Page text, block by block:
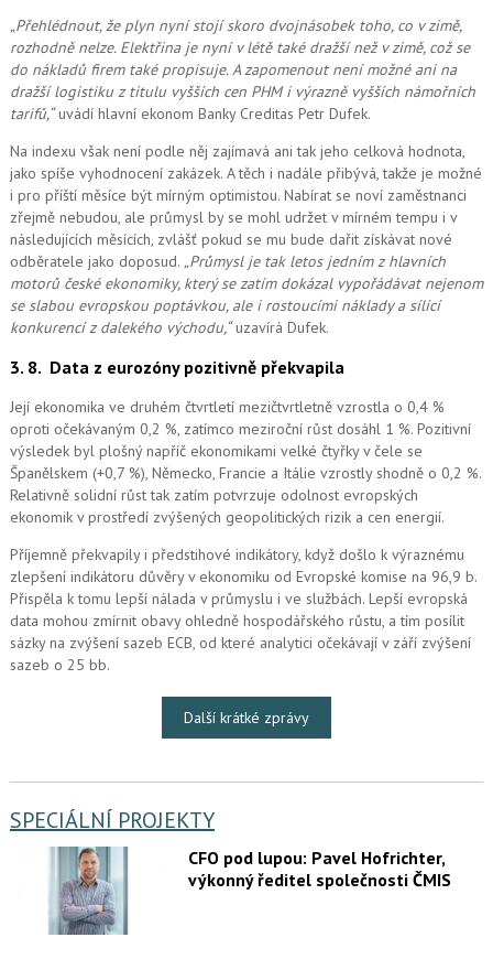
„Přehlédnout, že plyn nyní stojí skoro dvojnásobek toho, co v zimě,
rozhodně nelze. Elektřina je nyní v létě také dražší než v zimě, což se
do nákladů firem také propisuje. A zapomenout není možnéani na
dražší logistiku z titulu vyšších cen PHM i výrazně vyšších námořních
tarifů,“uvádí hlavní ekonom Banky Creditas Petr Dufek.
Na indexu však není podle něj zajímavá ani tak jeho celková hodnota,
jako spíše vyhodnocení zakázek. A těch i nadále přibývá, takže je možné
i pro příští měsíce být mírným optimistou. Nabírat se noví zaměstnanci
zřejmě nebudou, ale průmysl by se mohl udržet v mírném tempu i v
následujících měsících, zvlášť pokud se mu bude dařit získávat nové
odběratele jako doposud. „Průmysl je tak letos jedním z hlavních
motorů české ekonomiky, který se zatím dokázal vypořádávat nejenom
se slabou evropskou poptávkou, ale i rostoucími náklady a sílící
konkurencí z dalekého východu,“uzavírá Dufek.
3. 8. Data z eurozóny pozitivně překvapila
Její ekonomika ve druhém čtvrtletí mezičtvrtletně vzrostla o 0,4 %
oproti očekávaným 0,2 %, zatímco meziroční růst dosáhl 1 %. Pozitivní
výsledek byl plošný napříč ekonomikami velké čtyřky v čele se
Španělskem (+0,7 %), Německo, Francie a Itálie vzrostly shodně o 0,2 %.
Relativně solidní růst tak zatím potvrzuje odolnost evropských
ekonomik v prostředí zvýšených geopolitických rizik a cen energií.
Příjemně překvapily i předstihové indikátory, když došlo k výraznému
zlepšení indikátoru důvěry v ekonomiku od Evropské komise na 96,9 b.
Přispěla k tomu lepší nálada v průmyslu i ve službách. Lepší evropská
data mohou zmírnit obavy ohledně hospodářského růstu, a tím posílit
sázky na zvýšení sazeb ECB, od které analytici očekávají v září zvýšení
sazeb o 25 bb.
Další krátké zprávy
SPECIÁLNÍ PROJEKTY
CFO pod lupou: Pavel Hofrichter,
výkonný ředitel společnosti ČMIS